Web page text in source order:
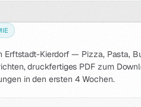
Erftstadt-Kierdorf — Pizza, Pasta,
druckfertiges PDF zum
in den ersten 4 Wochen.